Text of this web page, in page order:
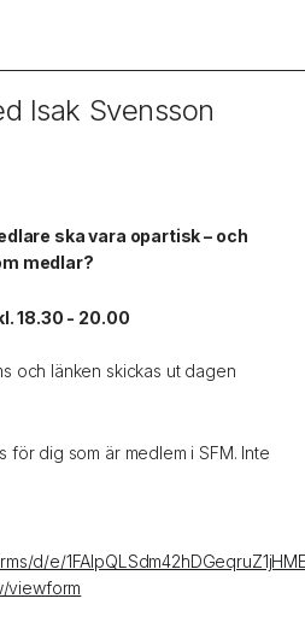
Isak Svensson
ska vara opartisk – och
medlar?
18.30 - 20.00
och länken skickas ut dagen
för dig som är medlem i SFM. Inte
d/e/
viewform